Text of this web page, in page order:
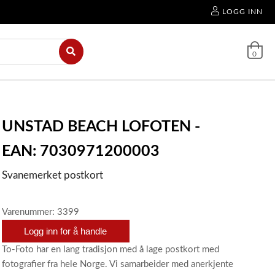
LOGG INN
0
UNSTAD BEACH LOFOTEN -
EAN: 7030971200003
Svanemerket postkort
Varenummer: 3399
Logg inn for å handle
To-Foto har en lang tradisjon med å lage postkort med
fotografier fra hele Norge. Vi samarbeider med anerkjente